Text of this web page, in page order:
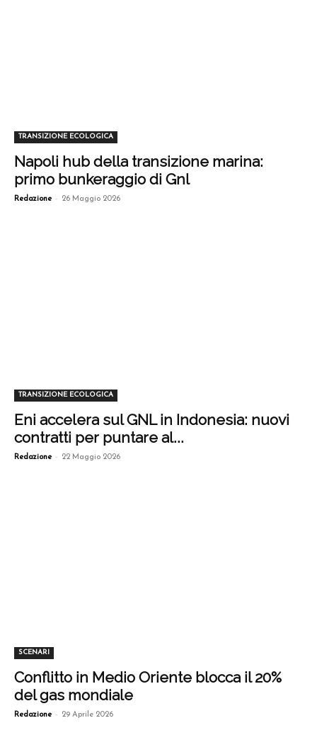
TRANSIZIONE ECOLOGICA
Napoli hub della transizione marina:
primo bunkeraggio di Gnl
Redazione - 26 Maggio 2026
TRANSIZIONE ECOLOGICA
Eni accelera sul GNL in Indonesia: nuovi
contratti per puntare al...
Redazione - 22 Maggio 2026
SCENARI
Conflitto in Medio Oriente blocca il 20%
del gas mondiale
Redazione - 29 Aprile 2026